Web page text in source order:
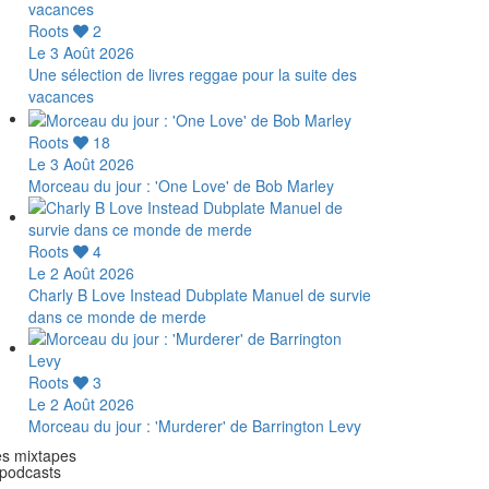
Roots
2
Le 3 Août 2026
Une sélection de livres reggae pour la suite des
vacances
Roots
18
Le 3 Août 2026
Morceau du jour : 'One Love' de Bob Marley
Roots
4
Le 2 Août 2026
Charly B Love Instead Dubplate Manuel de survie
dans ce monde de merde
Roots
3
Le 2 Août 2026
Morceau du jour : 'Murderer' de Barrington Levy
mixtapes